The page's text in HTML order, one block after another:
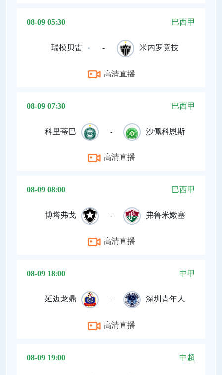
08-09 05:30 巴西甲
瑞模贝雷 - 米内罗竞技
高清直播
08-09 07:30 巴西甲
科里蒂巴 - 沙佩科恩斯
高清直播
08-09 08:00 巴西甲
博塔弗戈 - 弗鲁米嫩塞
高清直播
08-09 18:00 中甲
延边龙鼎 - 深圳青年人
高清直播
08-09 19:00 中超